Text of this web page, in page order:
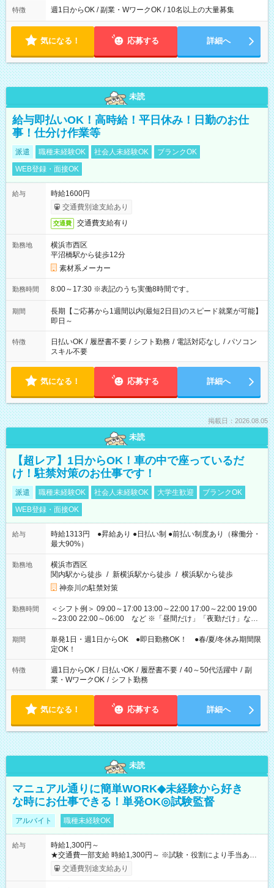
特徴 週1日からOK / 副業・WワークOK / 10名以上の大量募集
気になる！ 応募する 詳細へ
未読
給与即払いOK！高時給！平日休み！日勤のお仕
事！仕分け作業等
派遣 職種未経験OK 社会人未経験OK
ブランクOK
WEB登録・面接OK
給与
時給1600円
交通費別途支給あり
交通費 交通費支給有り
勤務地
横浜市西区
平沼橋駅から徒歩12分
素材系メーカー
勤務時間 8:00～17:30 ※表記のうち実働8時間です。
期間
長期【ご応募から1週間以内(最短2日目)のスピード就業が可能】
即日～
特徴 日払いOK / 履歴書不要 / シフト勤務 / 電話対応なし / パソコン
スキル不要
気になる！ 応募する 詳細へ
掲載日：2026.08.05
未読
【超レア】1日からOK！車の中で座っているだ
け！駐禁対策のお仕事です！
派遣 職種未経験OK 社会人未経験OK 大学生歓迎
ブランクOK
WEB登録・面接OK
給与
時給1313円 ●昇給あり ●日払い制 ●前払い制度あり（稼働分・
最大90%）
勤務地
横浜市西区
関内駅から徒歩 / 新横浜駅から徒歩 / 横浜駅から徒歩
神奈川の駐禁対策
勤務時間
＜シフト例＞ 09:00～17:00 13:00～22:00 17:00～22:00 19:00
～23:00 22:00～06:00 など ※「昼間だけ」「夜勤だけ」など
の希望OK
期間
単発1日・週1日からOK ●即日勤務OK！ ●春/夏/冬休み期間限
定OK！
特徴 週1日からOK / 日払いOK / 履歴書不要 / 40～50代活躍中 / 副
業・WワークOK / シフト勤務
気になる！ 応募する 詳細へ
未読
マニュアル通りに簡単WORK◆未経験から好き
な時にお仕事できる！単発OK◎試験監督
アルバイト 職種未経験OK
給与
時給1,300円～
★交通費一部支給 時給1,300円～ ※試験・役割により手当あり
※勤務回数により昇給あり 【即給（前払い）オプションあ
り！】 希望される場合、勤務から1週間ほどで給与の一部を受け
交通費別途支給あり